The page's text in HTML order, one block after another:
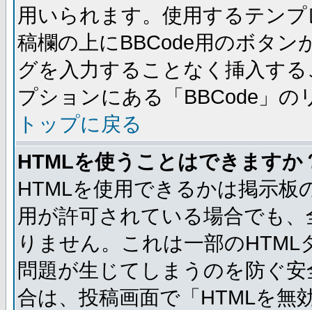
用いられます。使用するテン
稿欄の上にBBCode用のボタン
グを入力することなく挿入す
プションにある「BBCode」
トップに戻る
HTMLを使うことはできますか
HTMLを使用できるかは掲示板
用が許可されている場合でも
りません。これは一部の
問題が生じてしまうのを防ぐ
合は、投稿画面で「HTMLを無